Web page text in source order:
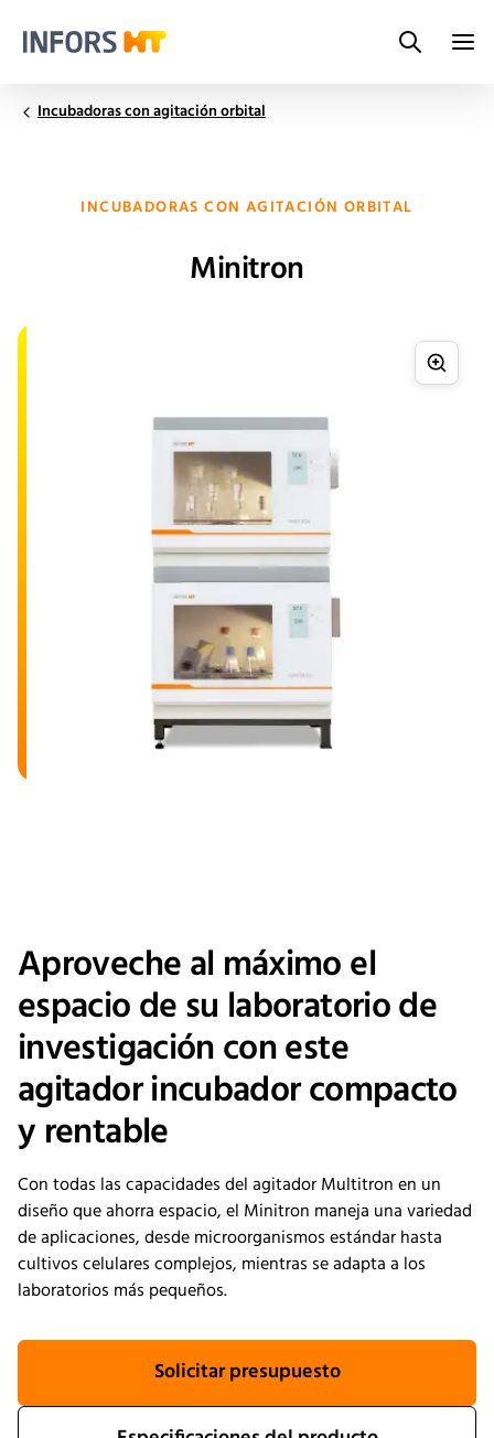
Search
Incubadoras con agitación orbital
INCUBADORAS CON AGITACIÓN ORBITAL
Minitron
Aproveche al máximo el
espacio de su laboratorio de
investigación con este
agitador incubador compacto
y rentable
Con todas las capacidades del agitador Multitron en un
diseño que ahorra espacio, el Minitron maneja una variedad
de aplicaciones, desde microorganismos estándar hasta
cultivos celulares complejos, mientras se adapta a los
laboratorios más pequeños.
Solicitar presupuesto